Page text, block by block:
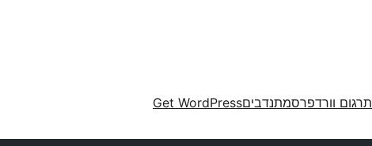
תרגום וורדפרסמתנדביםGet WordPress